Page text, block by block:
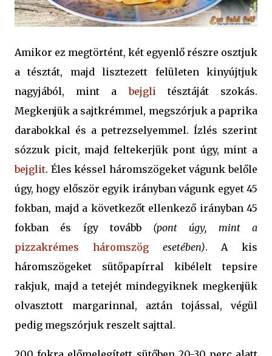
Amikor ez megtörtént, két egyenlő részre osztjuk
a tésztát, majd lisztezett felületen kinyújtjuk
nagyjából, mint abejglitésztáját szokás.
Megkenjük a sajtkrémmel, megszórjuk a paprika
darabokkal és a petrezselyemmel. Ízlés szerint
sózzuk picit, majd feltekerjük pont úgy, mint a
bejglit. Éles késsel háromszögeket vágunk belőle
úgy, hogy először egyik irányban vágunk egyet 45
fokban, majd a következőt ellenkező irányban 45
fokban és így tovább (pont úgy, mint a
pizzakrémes háromszögesetében). A kis
háromszögeket sütőpapírral kibélelt tepsire
rakjuk, majd a tetejét mindegyiknek megkenjük
olvasztott margarinnal, aztán tojással, végül
pedig megszórjuk reszelt sajttal.